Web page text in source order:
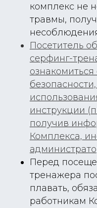
комплекс не
травмы,
Посетитель
серфинг-
инструкции
получив
Комплекса,
Перед
тренажера
плавать,
работникам